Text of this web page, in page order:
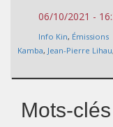
06/10/2021 -
Info Kin, Émissions
Kamba, Jean-Pierre Lihau,
Mots-